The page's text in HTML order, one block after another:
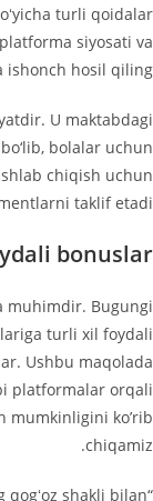
turli qoidalar
siyosati va
ishonch hosil qiling.
U maktabdagi
bolalar uchun
chiqish uchun
taklif etadi.
bonuslar
muhimdir. Bugungi
turli xil foydali
Ushbu maqolada
platformalar orqali
mumkinligini ko’rib
chiqamiz.
qogʻoz shakli bilan